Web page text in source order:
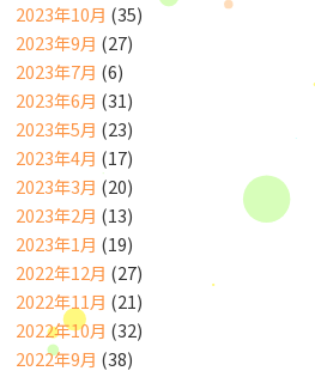
2023年10月 (35)
2023年9月 (27)
2023年7月 (6)
2023年6月 (31)
2023年5月 (23)
2023年4月 (17)
2023年3月 (20)
2023年2月 (13)
2023年1月 (19)
2022年12月 (27)
2022年11月 (21)
2022年10月 (32)
2022年9月 (38)